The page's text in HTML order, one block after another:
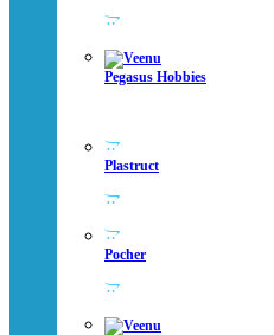
Pegasus Hobbies
Plastruct
Pocher